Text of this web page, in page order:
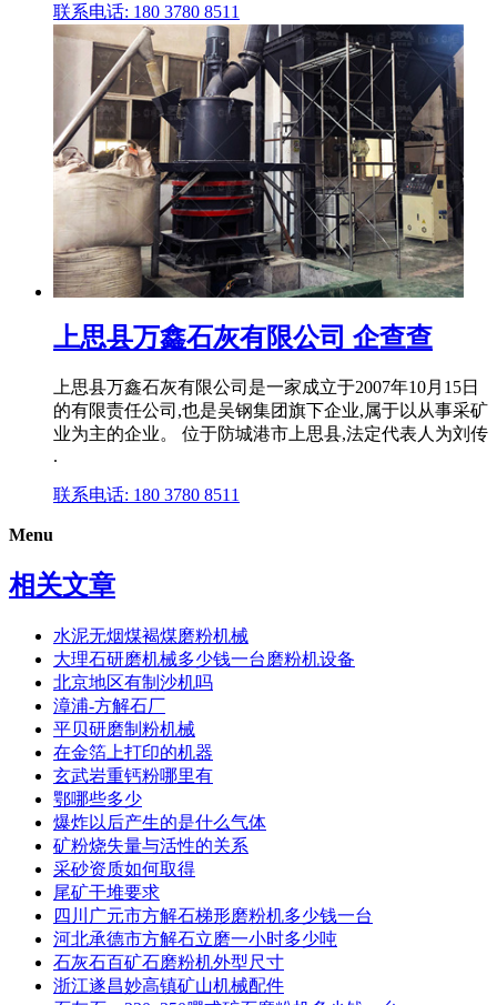
联系电话: 180 3780 8511
上思县万鑫石灰有限公司 企查查
上思县万鑫石灰有限公司是⼀家成⽴于2007年10月15日
的有限责任公司,也是吴钢集团旗下企业,属于以从事采矿
业为主的企业。 位于防城港市上思县,法定代表人为刘传
.
联系电话: 180 3780 8511
Menu
相关文章
水泥无烟煤褐煤磨粉机械
大理石研磨机械多少钱一台磨粉机设备
北京地区有制沙机吗
漳浦-方解石厂
平贝研磨制粉机械
在金箔上打印的机器
玄武岩重钙粉哪里有
鄂哪些多少
爆炸以后产生的是什么气体
矿粉烧失量与活性的关系
采砂资质如何取得
尾矿干堆要求
四川广元市方解石梯形磨粉机多少钱一台
河北承德市方解石立磨一小时多少吨
石灰石百矿石磨粉机外型尺寸
浙江遂昌妙高镇矿山机械配件